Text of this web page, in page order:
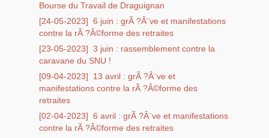
Bourse du Travail de Draguignan
[24-05-2023] 6 juin : grÃ ?Â¨ve et manifestations
contre la rÃ ?Â©forme des retraites
[23-05-2023] 3 juin : rassemblement contre la
caravane du SNU !
[09-04-2023]
13 avril : grÃ ?Â¨ve et
manifestations contre la rÃ ?Â©forme des
retraites
[02-04-2023] 6 avril : grÃ ?Â¨ve et manifestations
contre la rÃ ?Â©forme des retraites